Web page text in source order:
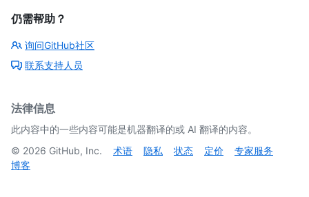
仍需帮助？
询问GitHub社区
联系支持人员
法律信息
此内容中的一些内容可能是机器翻译的或 AI 翻译的内容。
© 2026 GitHub, Inc. 术语 隐私 状态 定价
专家服务
博客